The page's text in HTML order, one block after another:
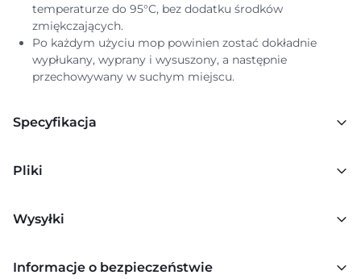
temperaturze do 95°C, bez dodatku środków
zmiękczających.
Po każdym użyciu mop powinien zostać dokładnie
wypłukany, wyprany i wysuszony, a następnie
przechowywany w suchym miejscu.
Specyfikacja
Pliki
Wysyłki
Informacje o bezpieczeństwie